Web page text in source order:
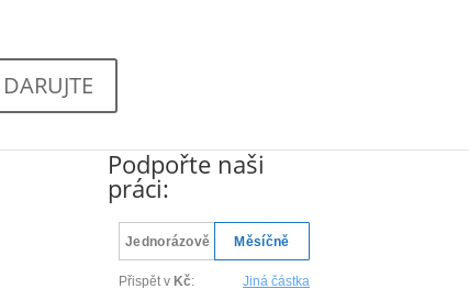
DARUJTE
Podpořte naši
práci: